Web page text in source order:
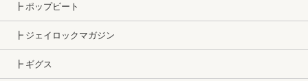
┣ ポップビート
┣ ジェイロックマガジン
┣ ギグス